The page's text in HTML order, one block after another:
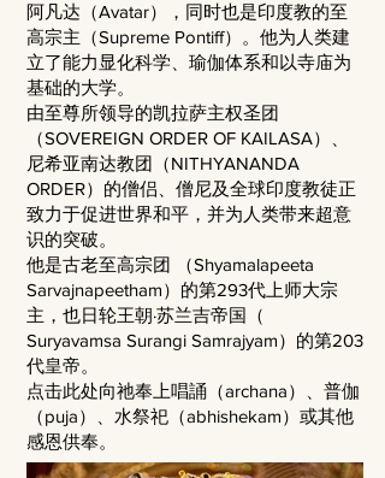
阿凡达（Avatar），同时也是印度教的至
高宗主（Supreme Pontiff）。他为人类建
立了能力显化科学、瑜伽体系和以寺庙为
基础的大学。
由至尊所领导的凯拉萨主权圣团
（SOVEREIGN ORDER OF KAILASA）、
尼希亚南达教团（NITHYANANDA
ORDER）的僧侣、僧尼及全球印度教徒正
致力于促进世界和平，并为人类带来超意
识的突破。
他是古老至高宗团 （Shyamalapeeta
Sarvajnapeetham）的第293代上师大宗
主，也日轮王朝·苏兰吉帝国（
Suryavamsa Surangi Samrajyam）的第203
代皇帝。
点击此处向祂奉上唱誦（archana）、普伽
（puja）、水祭祀（abhishekam）或其他
感恩供奉。